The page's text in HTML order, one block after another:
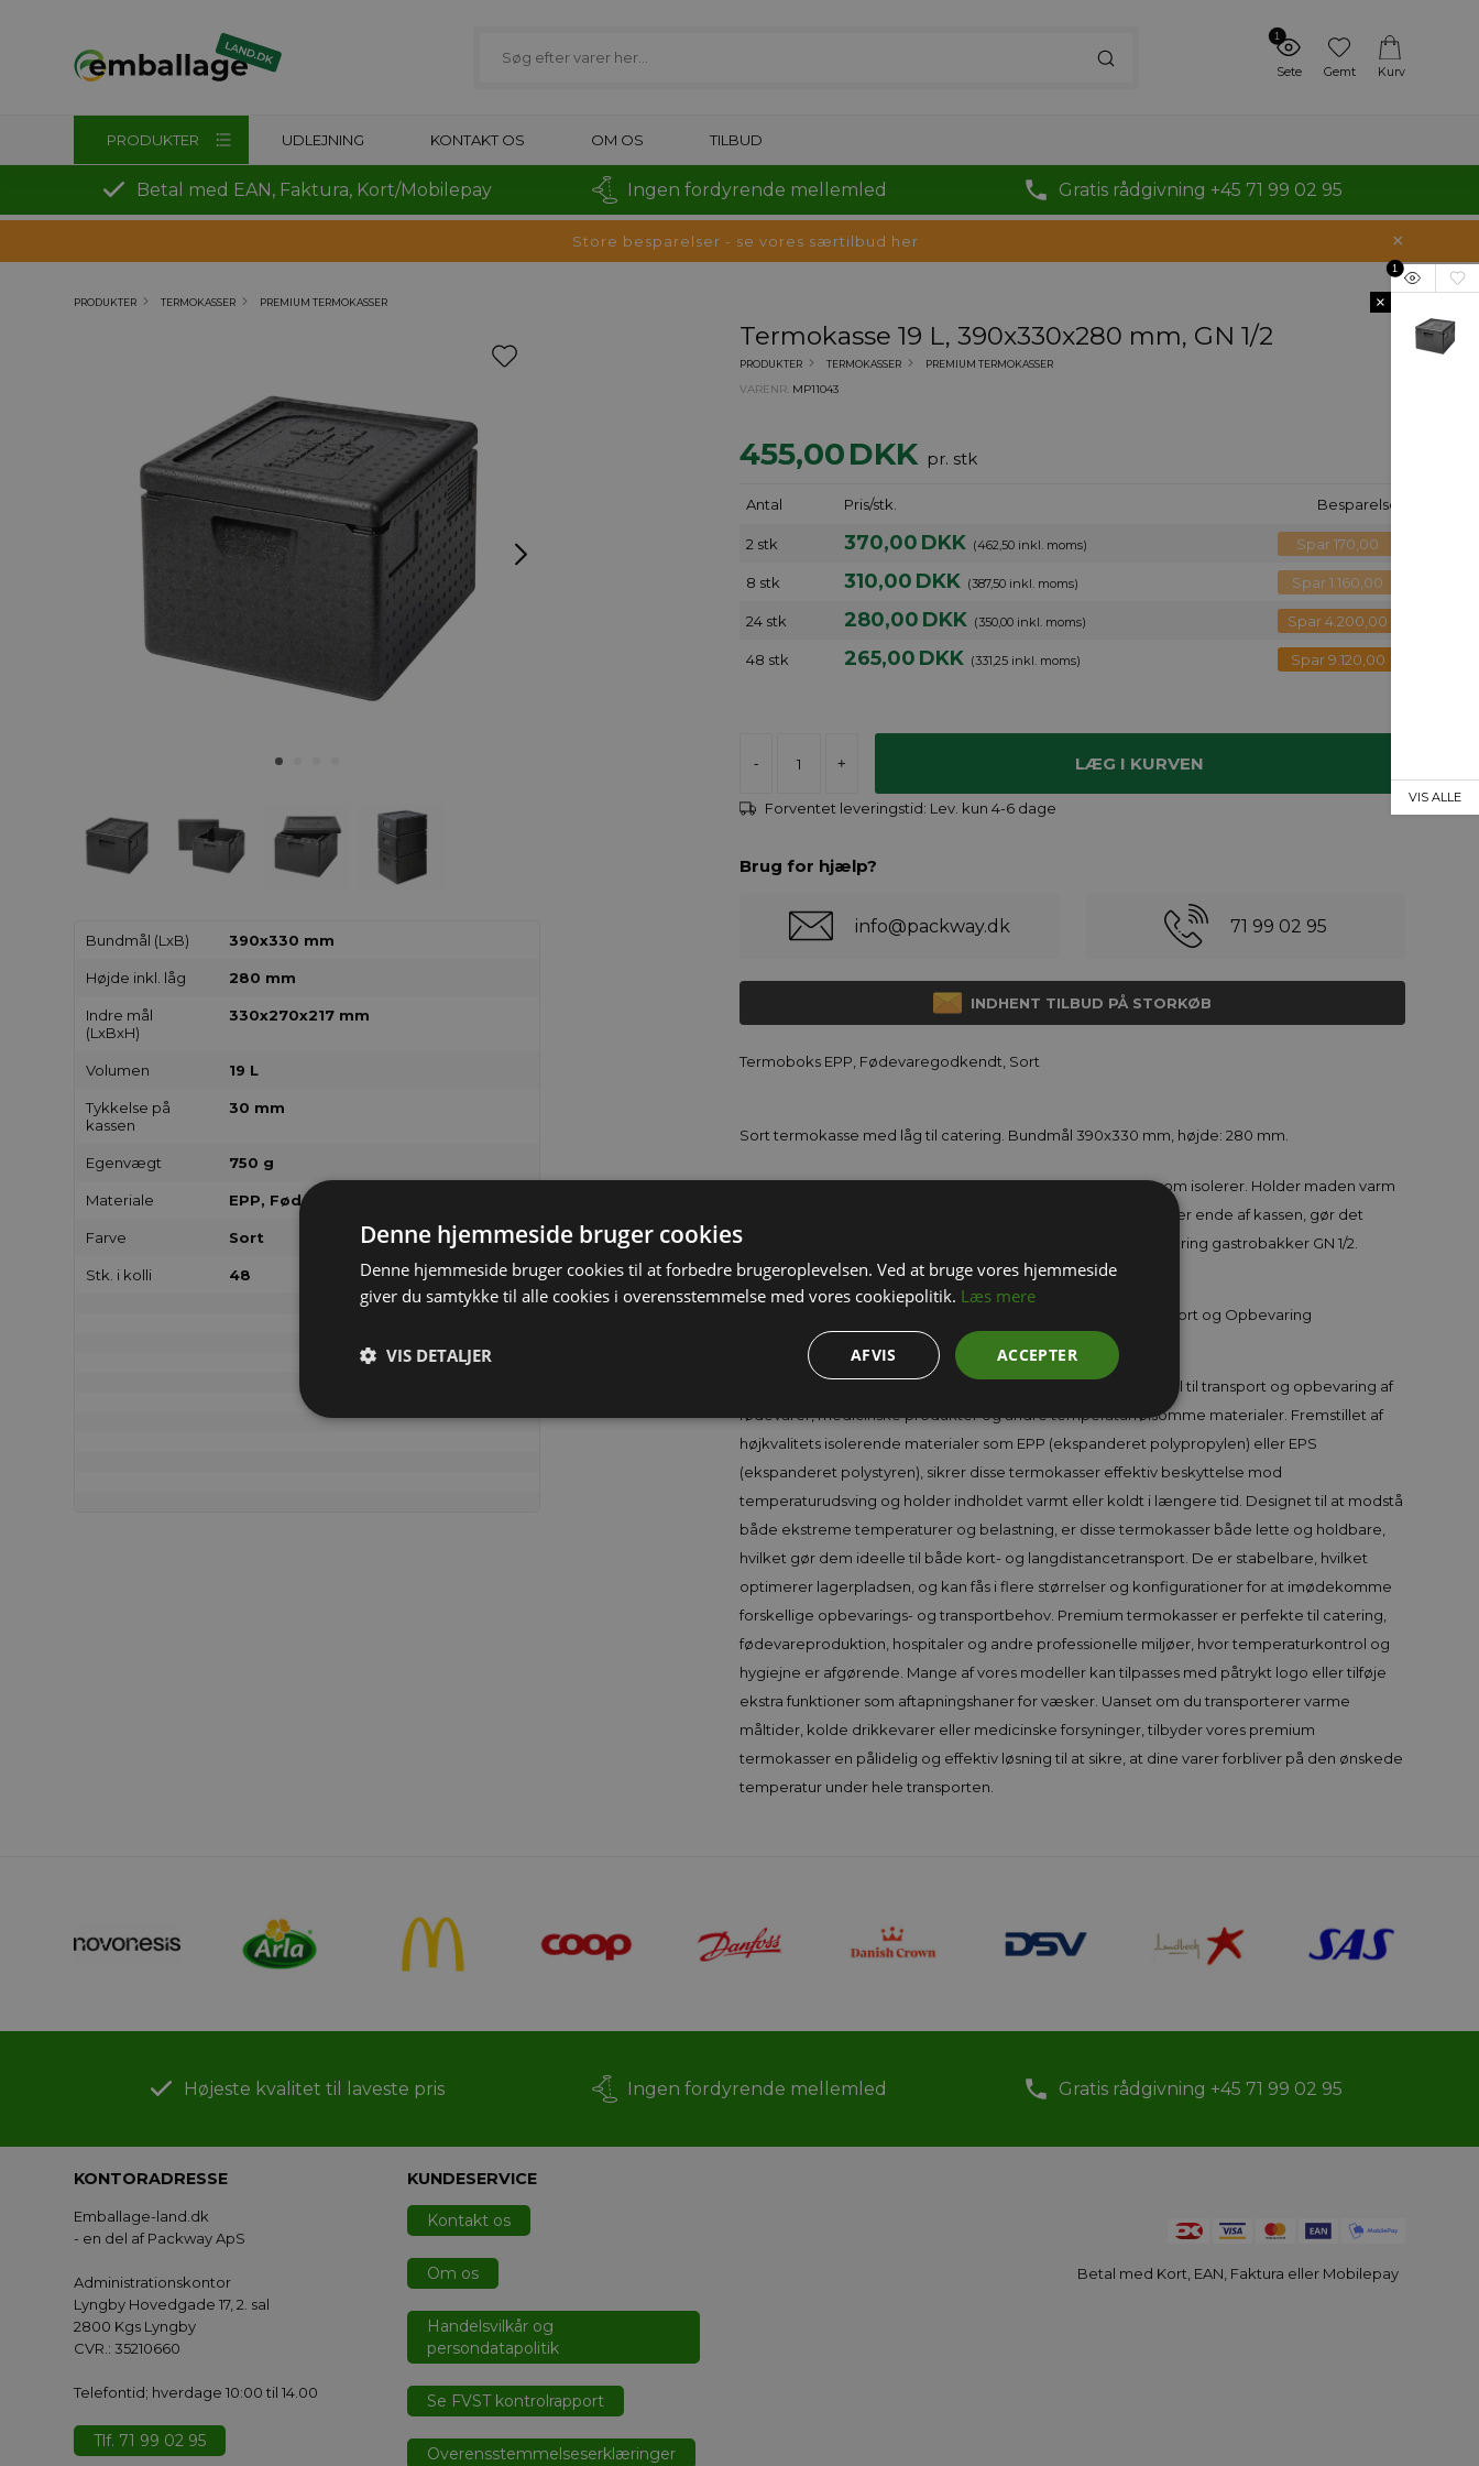
1
Sete Gemt Kurv
PRODUKTER UDLEJNING KONTAKT OS OM OS TILBUD
Betal med EAN, Faktura, Kort/Mobilepay Ingen fordyrende mellemled Gratis rådgivning +45 71 99 02 95
Store besparelser - se vores særtilbud her
PRODUKTER TERMOKASSER PREMIUM TERMOKASSER
Bundmål (LxB) 390x330 mm
Højde inkl. låg 280 mm
Indre mål
(LxBxH)
330x270x217 mm
Volumen 19 L
Tykkelse på
kassen
30 mm
Egenvægt 750 g
Materiale EPP, Fødevaregodkendt
Farve Sort
Stk. i kolli 48
Termokasse 19 L, 390x330x280 mm, GN 1/2
PRODUKTER TERMOKASSER PREMIUM TERMOKASSER
VARENR. MP11043
455,00DKK pr. stk
Antal Pris/stk. Besparelse
2 stk 370,00 DKK (462,50 inkl. moms) Spar 170,00
8 stk 310,00 DKK (387,50 inkl. moms) Spar 1.160,00
24 stk 280,00 DKK (350,00 inkl. moms) Spar 4.200,00
48 stk 265,00 DKK (331,25 inkl. moms) Spar 9.120,00
- +
Forventet leveringstid: Lev. kun 4-6 dage
Brug for hjælp?
info@packway.dk 71 99 02 95
INDHENT TILBUD PÅ STORKØB
Termoboks EPP, Fødevaregodkendt, Sort
Sort termokasse med låg til catering. Bundmål 390x330 mm, højde: 280 mm.
Termokasse til catering, lavet af 30 mm tykt EPP materiale som isolerer. Holder maden varm
eller kold, afhængigt af behov. Låget lukker tæt. Håndtag i hver ende af kassen, gør det
nemt at bære termokassen. Indre mål passer til standard catering gastrobakker GN 1/2.
Premium Termokasser – Optimal Temperaturkontrol til Transport og Opbevaring
Premium termokasser tilbyder den bedste temperaturkontrol til transport og opbevaring af
fødevarer, medicinske produkter og andre temperaturfølsomme materialer. Fremstillet af
højkvalitets isolerende materialer som EPP (ekspanderet polypropylen) eller EPS
(ekspanderet polystyren), sikrer disse termokasser effektiv beskyttelse mod
temperaturudsving og holder indholdet varmt eller koldt i længere tid. Designet til at modstå
både ekstreme temperaturer og belastning, er disse termokasser både lette og holdbare,
hvilket gør dem ideelle til både kort- og langdistancetransport. De er stabelbare, hvilket
optimerer lagerpladsen, og kan fås i flere størrelser og konfigurationer for at imødekomme
forskellige opbevarings- og transportbehov. Premium termokasser er perfekte til catering,
fødevareproduktion, hospitaler og andre professionelle miljøer, hvor temperaturkontrol og
hygiejne er afgørende. Mange af vores modeller kan tilpasses med påtrykt logo eller tilføje
ekstra funktioner som aftapningshaner for væsker. Uanset om du transporterer varme
måltider, kolde drikkevarer eller medicinske forsyninger, tilbyder vores premium
termokasser en pålidelig og effektiv løsning til at sikre, at dine varer forbliver på den ønskede
temperatur under hele transporten.
Højeste kvalitet til laveste pris Ingen fordyrende mellemled Gratis rådgivning +45 71 99 02 95
KONTORADRESSE
Emballage-land.dk
- en del af Packway ApS
Administrationskontor
Lyngby Hovedgade 17, 2. sal
2800 Kgs Lyngby
CVR.: 35210660
Telefontid; hverdage 10:00 til 14.00
Tlf. 71 99 02 95
KUNDESERVICE
Kontakt os
Om os
Handelsvilkår og
persondatapolitik
Se FVST kontrolrapport
Overensstemmelseserklæringer
Betal med Kort, EAN, Faktura eller Mobilepay
1
×
VIS ALLE
Denne hjemmeside bruger cookies
Denne hjemmeside bruger cookies til at forbedre brugeroplevelsen. Ved at bruge vores hjemmeside
giver du samtykke til alle cookies i overensstemmelse med vores cookiepolitik. Læs mere
ACCEPTER
AFVIS
VIS DETALJER